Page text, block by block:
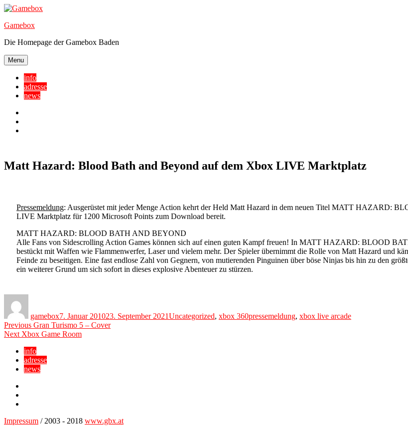
Skip
content
Gamebox
Die Homepage der Gamebox Baden
Menu
info
adresse
news
Matt Hazard: Blood Bath and Beyond auf dem Xbox LIVE Marktplatz
Pressemeldung: Ausgerüstet mit jeder Menge Action kehrt der Held Matt Hazard in dem neuen Titel MATT HAZARD:
LIVE Marktplatz für 1200 Microsoft Points zum Download bereit.
MATT HAZARD: BLOOD BATH AND BEYOND
Alle Fans von Sidescrolling Action Games können sich auf einen guten Kampf freuen! In MATT HAZARD: BLOOD
bestückt mit Waffen wie Flammenwerfer, Laser und vielem mehr. Der Spieler übernimmt die Rolle von Matt Hazard und
Feinde zu beseitigen. Eine fast endlose Zahl von Gegnern, von mutierenden Pinguinen über böse Ninjas bis hin zu den
ein weiterer Grund um sich sofort in dieses explosive Abenteuer zu stürzen.
gamebox7. Januar 201023. September 2021Uncategorized, xbox 360pressemeldung, xbox live arcade
Beitragsnavigation
Previous Previous
post:
Gran Turismo 5 – Cover
Next Next
Xbox Game Room
info
adresse
news
Impressum / 2003 - 2018 www.gbx.at